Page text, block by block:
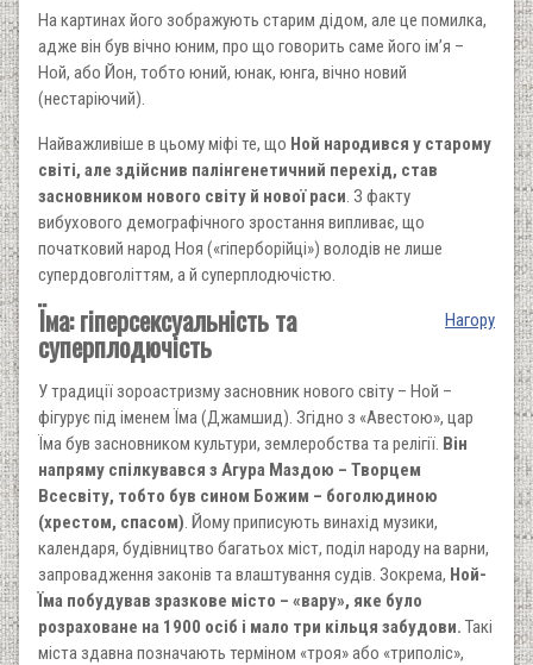
На картинах його зображують старим дідом, але це помилка,
адже він був вічно юним, про що говорить саме його ім’я –
Ной, або Йон, тобто юний, юнак, юнга, вічно новий
(нестаріючий).
Найважливіше в цьому міфі те, що Ной народився у старому
світі, але здійснив палінгенетичний перехід, став
засновником нового світу й нової раси . З факту
вибухового демографічного зростання випливає, що
початковий народ Ноя («гіперборійці») володів не лише
супердовголіттям, а й суперплодючістю.
Нагору
Їма: гіперсексуальність та
суперплодючість
У традиції зороастризму засновник нового світу – Ной –
фігурує під іменем Їма (Джамшид). Згідно з «Авестою», цар
Їма був засновником культури, землеробства та релігії. Він
напряму спілкувався з Агура Маздою – Творцем
Всесвіту, тобто був сином Божим – боголюдиною
(хрестом, спасом) . Йому приписують винахід музики,
календаря, будівництво багатьох міст, поділ народу на варни,
запровадження законів та влаштування судів. Зокрема, Ной-
Їма побудував зразкове місто – «вару», яке було
розраховане на 1900 осіб і мало три кільця забудови. Такі
міста здавна позначають терміном «троя» або «триполіс»,